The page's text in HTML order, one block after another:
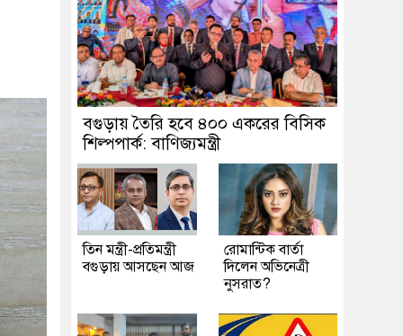
বগুড়ায় তৈরি হবে ৪০০ একরের বিসিক
শিল্পপার্ক: বাণিজ্যমন্ত্রী
তিন মন্ত্রী-প্রতিমন্ত্রী
বগুড়ায় আসছেন আজ
রোমান্টিক বার্তা
দিলেন অভিনেত্রী
নুসরাত?